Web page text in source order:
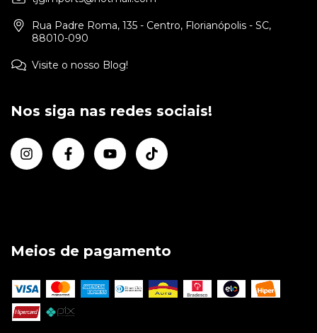
Rua Padre Roma, 135 - Centro, Florianópolis - SC,
88010-090
Visite o nosso Blog!
Nos siga nas redes sociais!
Meios de pagamento